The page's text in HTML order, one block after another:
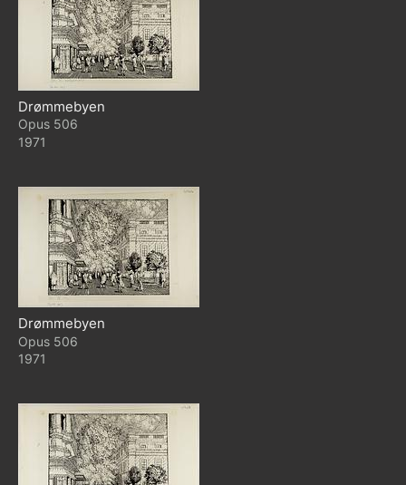
Drømmebyen
506
1971
Drømmebyen
506
1971